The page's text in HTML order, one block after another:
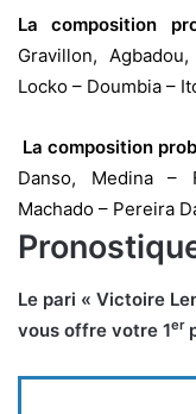
La composition
Gravillon,
Locko – Doumbia –
La composition
Danso, Medina –
Machado – Pereira
Le pari « Victoire
vous offre votre 1er